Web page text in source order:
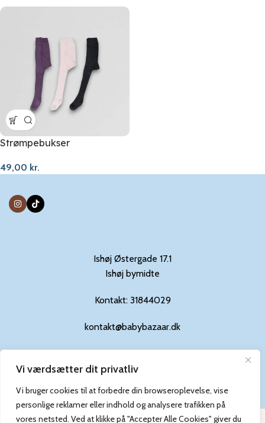
Vi værdsætter dit privatliv
Vi bruger cookies til at forbedre din browseroplevelse, vise
personlige reklamer eller indhold og analysere trafikken på
vores netsted. Ved at klikke på "Accepter Alle Cookies" giver du
Strømpebukser
49,00 kr.
Ishøj Østergade 17.1
Ishøj bymidte
Kontakt: 31844029
kontakt@babybazaar.dk
Baby Bazaar @ 2024 | Powered byWebTalas